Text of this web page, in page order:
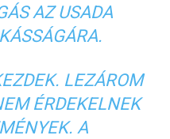
AZ USADA
LEZÁROM
ÉRDEKELNEK
A